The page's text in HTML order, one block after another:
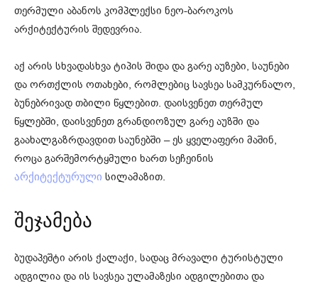
თერმული აბანოს კომპლექსი ნეო-ბაროკოს
არქიტექტურის შედევრია.
აქ არის სხვადასხვა ტიპის შიდა და გარე აუზები, საუნები
და ორთქლის ოთახები, რომლებიც სავსეა სამკურნალო,
ბუნებრივად თბილი წყლებით. დაისვენეთ თერმულ
წყლებში, დაისვენეთ გრანდიოზულ გარე აუზში და
გაახალგაზრდავდით საუნებში – ეს ყველაფერი მაშინ,
როცა გარშემორტყმული ხართ სეჩეინის
არქიტექტურული სილამაზით.
შეჯამება
ბუდაპეშტი არის ქალაქი, სადაც მრავალი ტურისტული
ადგილია და ის სავსეა ულამაზესი ადგილებითა და